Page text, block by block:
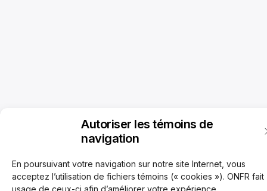
Autoriser les témoins de
navigation
En poursuivant votre navigation sur notre site Internet, vous
acceptez l’utilisation de fichiers témoins (« cookies »). ONFR fait
usage de ceux-ci afin d’améliorer votre expérience,